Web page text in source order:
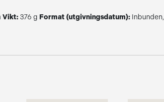
Vikt:376 g Format (utgivningsdatum):Inbunden,